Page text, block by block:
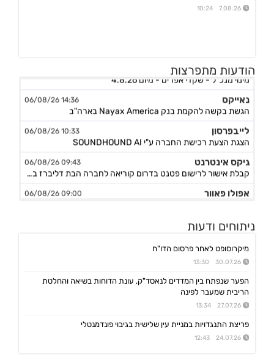
7.08.26 10:24
הודעות מתפרצות
מינוי מנכ"ל - שקדי אפרים - מיום 4.8.26
נאייקס 14:36 06/08/26
הגשת בקשה להקמת בנק Nayax America בארה"ב
לייבפרסון 10:33 06/08/26
הצגת הצעת רכישת החברה ע"י SOUNDHOUND AI
גיקס אינטרנט 09:43 06/08/26
קבלת אישור לרישום פטנט בדרום קוריאה לחברה הבת דליברז בתחום ניווט מתקדם לרכבים ורובוטים
אפולו פאוור 09:00 06/08/26
הזמנת עבודה מאמזון להקמת קירוי סולארי לחניה בצרפת בסך של כ-2 מ'ש"ח,המשך
הסכם רישיון ושירותי פיתוח עם תאגיד בנקאי בישראל,פרטים
גולף
מצגת שוק ההון - דוח רבעון שני 2026
קיסטון אינפרא 08:30 06/08/26
נופר אנרג'י
ניתוחים ודעות
מיקרוסופט לאחר פרסום הדו"ח
30.07.26 13:30
הפער שנפתח בין המדדים לנאסד"ק, עונת הדוחות בשיאה והחלטת
הריבית שמעבר לפינה
27.07.26 13:34
פריצת התנגדויות במניית עין שלישית בגיבוי פונדמנטלי
24.07.26 12:43